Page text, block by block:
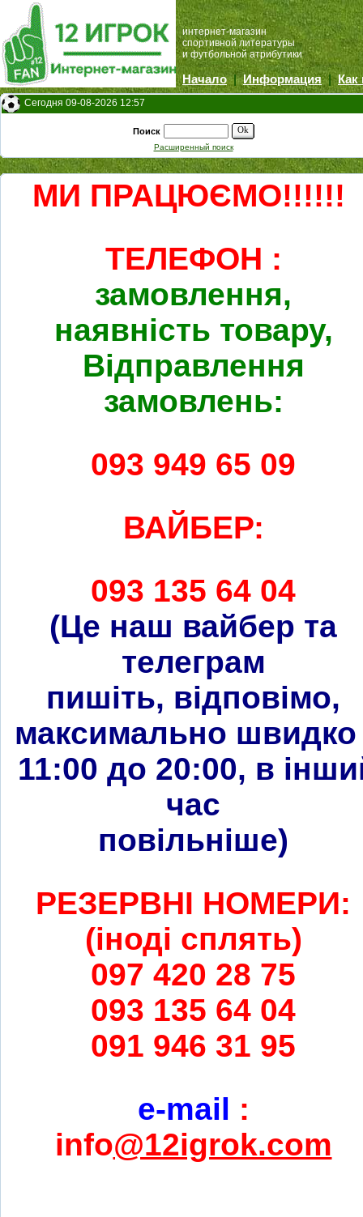
интернет-магазин
спортивной литературы
и футбольной атрибутики
Начало |Информация |Как
Сегодня 09-08-2026 12:57
Поиск Ok
Расширенный поиск
МИ ПРАЦЮЄМО!!!!!!
ТЕЛЕФОН :
замовлення,
наявність товару,
Відправлення
замовлень:
093 949 65 09
ВАЙБЕР:
093 135 64 04
(Це наш вайбер та
телеграм
пишіть, відповімо,
максимально швидко
11:00 до 20:00, в
час
повільніше)
РЕЗЕРВНІ НОМЕРИ:
(іноді сплять)
097 420 28 75
093 135 64 04
091 946 31 95
e-mail :
info@12igrok.com